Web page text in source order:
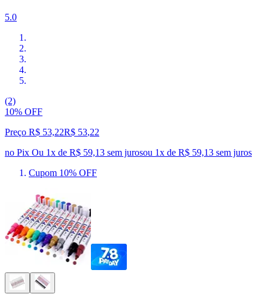
5.0
(2)
10% OFF
Preço R$ 53,22R$ 53,22
no Pix Ou 1x de R$ 59,13 sem jurosou 1x de R$ 59,13 sem juros
Cupom 10% OFF